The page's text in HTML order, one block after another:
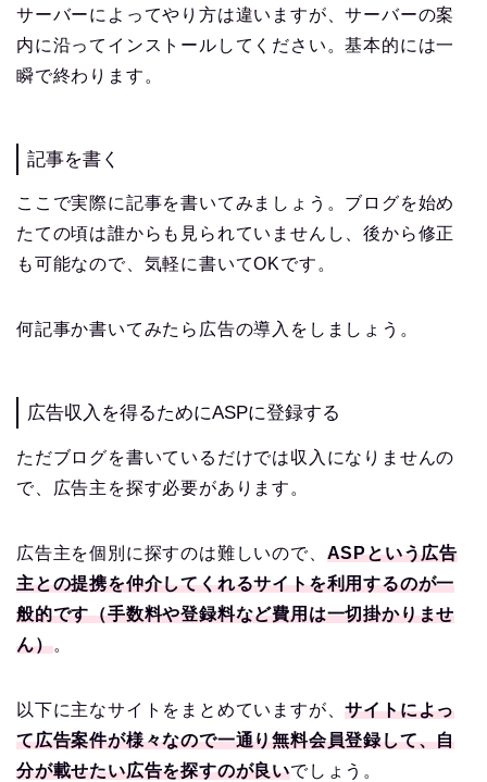
サーバーによってやり方は違いますが、サーバーの案
内に沿ってインストールしてください。基本的には一
瞬で終わります。
記事を書く
ここで実際に記事を書いてみましょう。ブログを始め
たての頃は誰からも見られていませんし、後から修正
も可能なので、気軽に書いてOKです。
何記事か書いてみたら広告の導入をしましょう。
広告収入を得るためにASPに登録する
ただブログを書いているだけでは収入になりませんの
で、広告主を探す必要があります。
広告主を個別に探すのは難しいので、 ASPという広告
主との提携を仲介してくれるサイトを利用するのが一
般的です（手数料や登録料など費用は一切掛かりませ
ん）。
以下に主なサイトをまとめていますが、サイトによっ
て広告案件が様々なので一通り無料会員登録して、自
分が載せたい広告を探すのが良いでしょう。